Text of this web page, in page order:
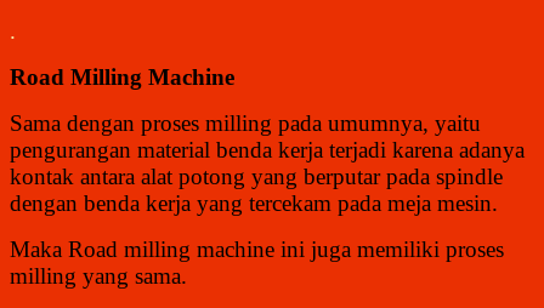
.
Road Milling Machine
Sama dengan proses milling pada umumnya, yaitu
pengurangan material benda kerja terjadi karena adanya
kontak antara alat potong yang berputar pada spindle
dengan benda kerja yang tercekam pada meja mesin.
Maka Road milling machine ini juga memiliki proses
milling yang sama.